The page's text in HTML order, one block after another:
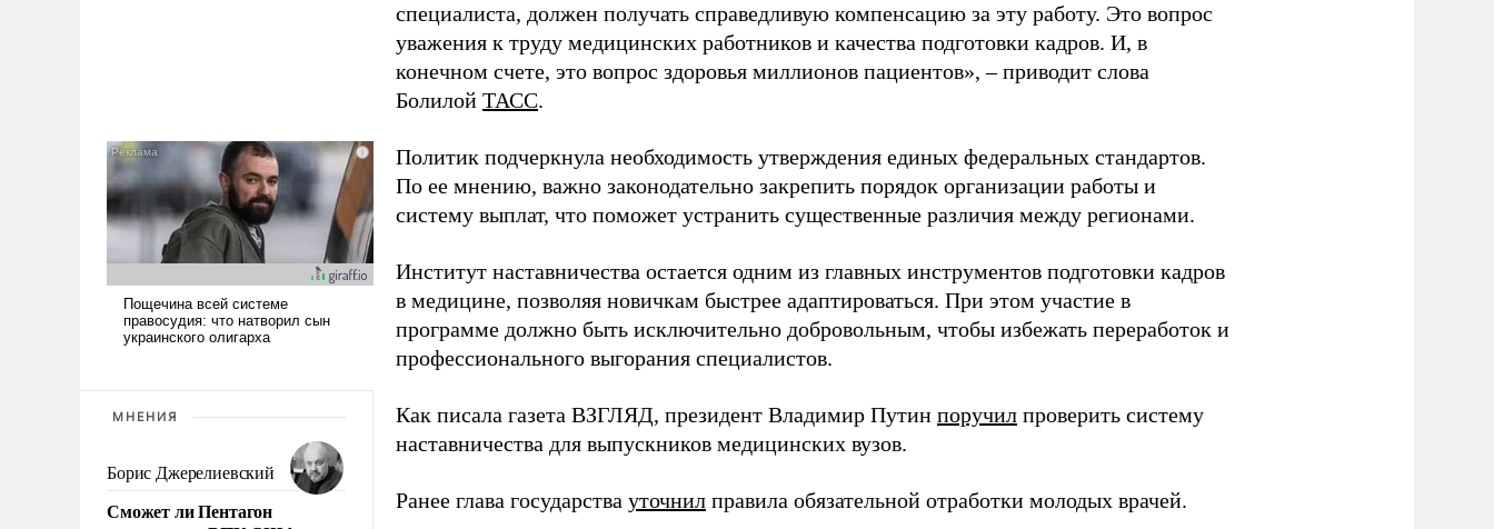
МНЕНИЯ
Борис Джерелиевский
Сможет ли Пентагон
специалиста, должен получать справедливую компенсацию за эту работу. Это вопрос
уважения к труду медицинских работников и качества подготовки кадров. И, в
конечном счете, это вопрос здоровья миллионов пациентов», – приводит слова
Болилой ТАСС.
Политик подчеркнула необходимость утверждения единых федеральных стандартов.
По ее мнению, важно законодательно закрепить порядок организации работы и
систему выплат, что поможет устранить существенные различия между регионами.
Институт наставничества остается одним из главных инструментов подготовки кадров
в медицине, позволяя новичкам быстрее адаптироваться. При этом участие в
программе должно быть исключительно добровольным, чтобы избежать переработок и
профессионального выгорания специалистов.
Как писала газета ВЗГЛЯД, президент Владимир Путин поручил проверить систему
наставничества для выпускников медицинских вузов.
Ранее глава государства уточнил правила обязательной отработки молодых врачей.